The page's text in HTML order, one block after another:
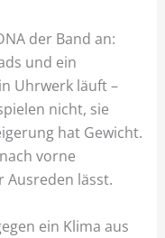
der Band an:
und ein
Uhrwerk läuft –
nicht, sie
hat Gewicht.
vorne
Ausreden lässt.
ein Klima aus